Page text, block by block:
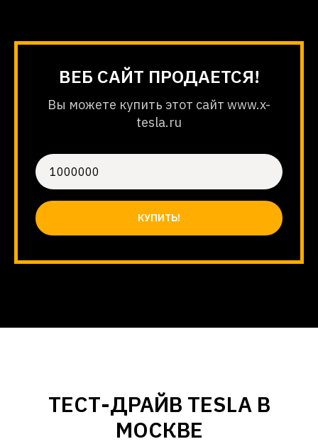
ВЕБ САЙТ ПРОДАЕТСЯ!
Вы можете купить этот сайт www.x-
tesla.ru
КУПИТЬ!
ТЕСТ-ДРАЙВ TESLA В
МОСКВЕ